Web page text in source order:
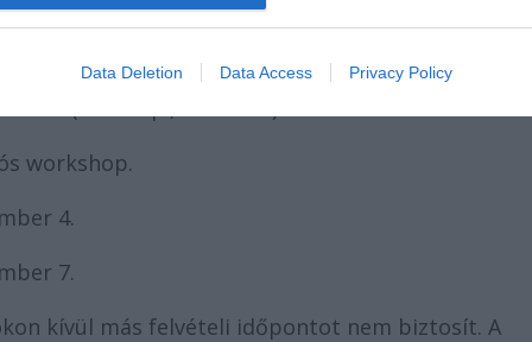
Data Deletion Data Access Privacy Policy
(1066. Bp., Ó utca 4.)
workshop.
4.
7.
kívül más felvételi időpontot nem biztosít. A